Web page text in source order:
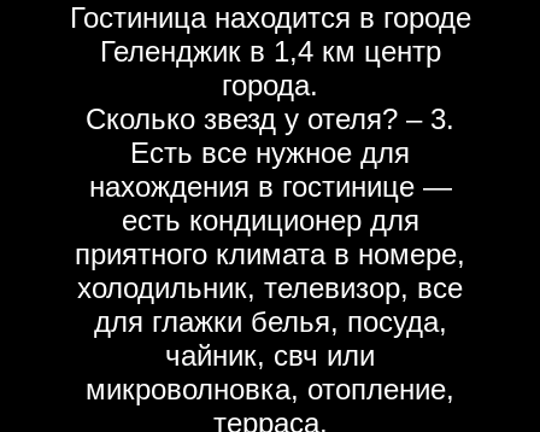
Гостиница находится в городе
Геленджик в 1,4 км центр
города.
Сколько звезд у отеля? – 3.
Есть все нужное для
нахождения в гостинице —
есть кондиционер для
приятного климата в номере,
холодильник, телевизор, все
для глажки белья, посуда,
чайник, свч или
микроволновка, отопление,
терраса.